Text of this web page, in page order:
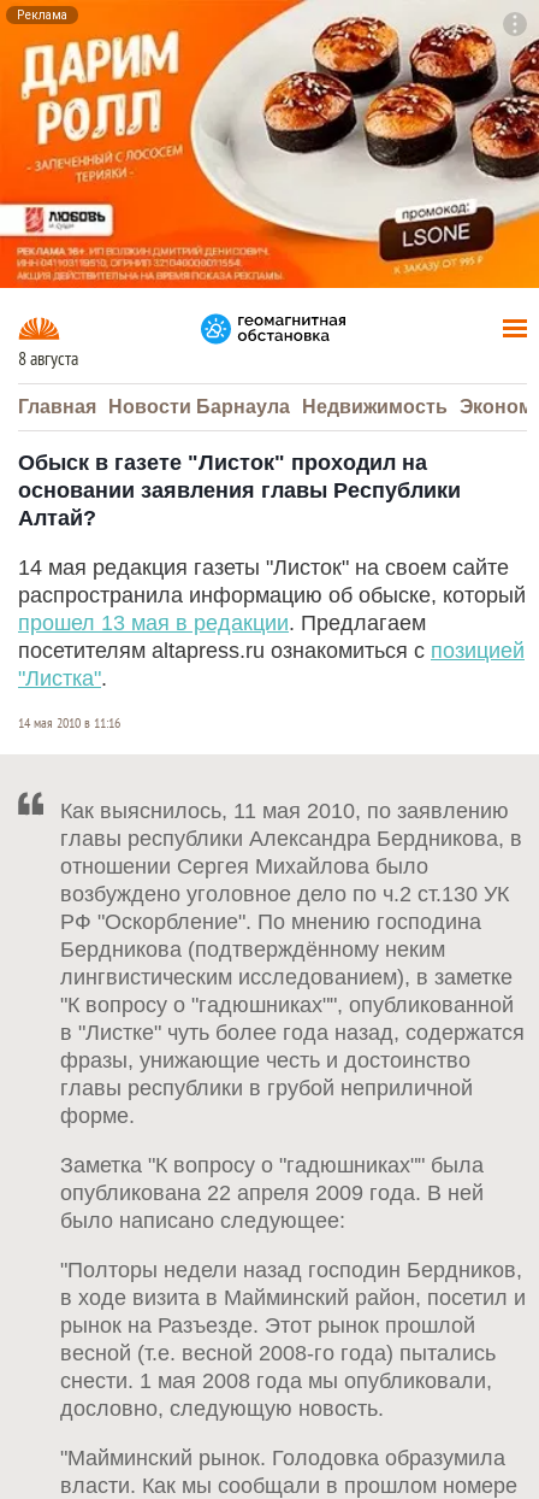
Реклама
8 августа
Главная Новости Барнаула Недвижимость
Обыск в газете "Листок" проходил на
основании заявления главы Республики
Алтай?
14 мая редакция газеты "Листок" на своем сайте
распространила информацию об обыске, который
прошел 13 мая в редакции. Предлагаем
посетителям altapress.ru ознакомиться с позицией
"Листка".
14 мая 2010 в 11:16
Как выяснилось, 11 мая 2010, по заявлению
главы республики Александра Бердникова, в
отношении Сергея Михайлова было
возбуждено уголовное дело по ч.2 ст.130 УК
РФ "Оскорбление". По мнению господина
Бердникова (подтверждённому неким
лингвистическим исследованием), в заметке
"К вопросу о "гадюшниках"", опубликованной
в "Листке" чуть более года назад, содержатся
фразы, унижающие честь и достоинство
главы республики в грубой неприличной
форме.
Заметка "К вопросу о "гадюшниках"" была
опубликована 22 апреля 2009 года. В ней
было написано следующее:
"Полторы недели назад господин Бердников,
в ходе визита в Майминский район, посетил и
рынок на Разъезде. Этот рынок прошлой
весной (т.е. весной 2008-го года) пытались
снести. 1 мая 2008 года мы опубликовали,
дословно, следующую новость.
"Майминский рынок. Голодовка образумила
власти. Как мы сообщали в прошлом номере